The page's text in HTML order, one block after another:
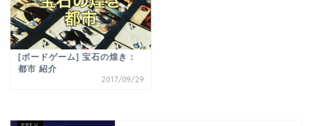
[ボードゲーム] 宝石の煌き：
都市 紹介
2017/09/29